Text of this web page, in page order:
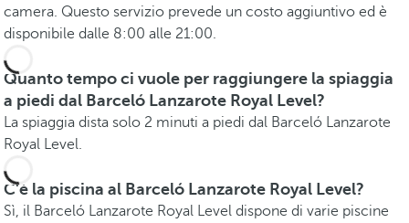
camera. Questo servizio prevede un costo aggiuntivo ed è
disponibile dalle 8:00 alle 21:00.
Quanto tempo ci vuole per raggiungere la spiaggia
a piedi dal Barceló Lanzarote Royal Level?
La spiaggia dista solo 2 minuti a piedi dal Barceló Lanzarote
Royal Level.
C'è la piscina al Barceló Lanzarote Royal Level?
Sì, il Barceló Lanzarote Royal Level dispone di varie piscine